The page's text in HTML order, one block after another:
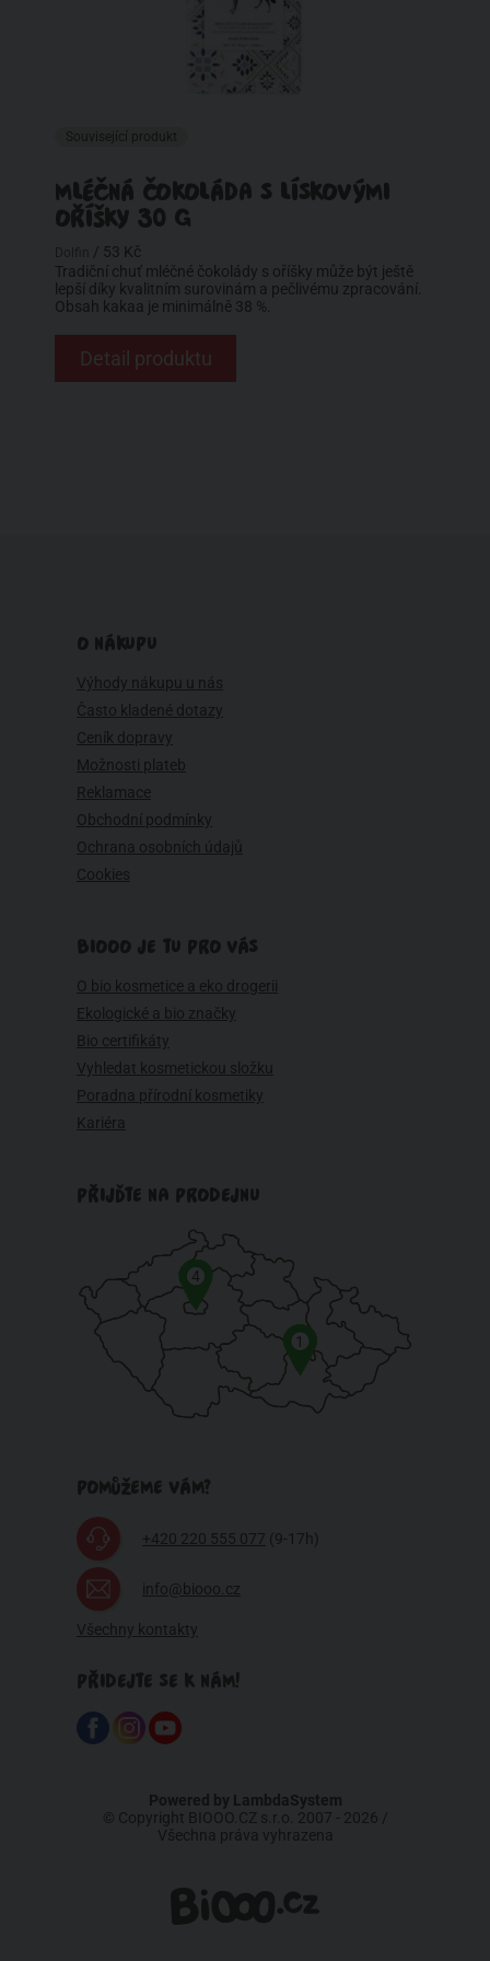
MLÉČNÁ ČOKOLÁDA S LÍSKOVÝMI
OŘÍŠKY 30 G
/ 53 Kč
Tradiční chuť mléčné čokolády s oříšky může být ještě
lepší díky kvalitním surovinám a pečlivému zpracování.
Obsah kakaa je minimálně 38 %.
Detail produktu
O NÁKUPU
Výhody nákupu u nás
Často kladené dotazy
Ceník dopravy
Možnosti plateb
Reklamace
Obchodní podmínky
Ochrana osobních údajů
Cookies
BIOOO JE TU PRO VÁS
O bio kosmetice a eko drogerii
Ekologické a bio značky
Bio certifikáty
Vyhledat kosmetickou složku
Poradna přírodní kosmetiky
Kariéra
PŘIJĎTE NA PRODEJNU
1
4
POMŮŽEME VÁM?
+420 220 555 077 (9-17h)
info@biooo.cz
Všechny kontakty
PŘIDEJTE SE K NÁM!
Powered by LambdaSystem
© Copyright BIOOO.CZ s.r.o. 2007 - 2026 /
Všechna práva vyhrazena